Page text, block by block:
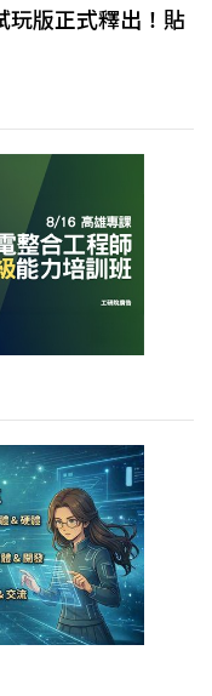
玩版正式釋出！貼